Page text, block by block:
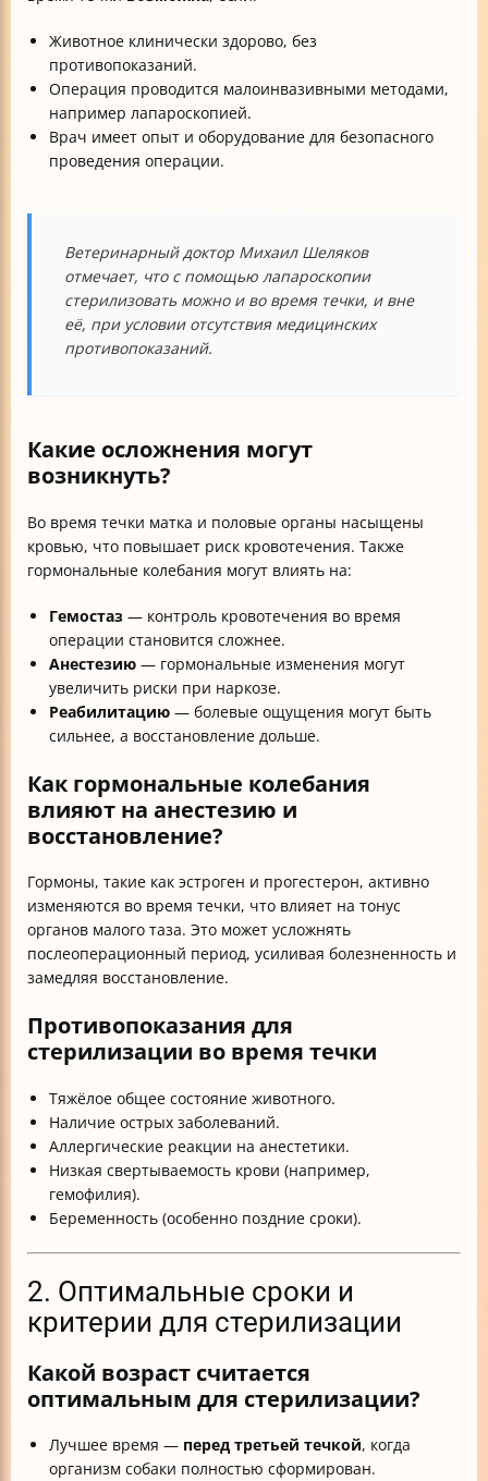
Животное клинически здорово, без
противопоказаний.
Операция проводится малоинвазивными методами,
например лапароскопией.
Врач имеет опыт и оборудование для безопасного
проведения операции.
Ветеринарный доктор Михаил Шеляков
отмечает, что с помощью лапароскопии
стерилизовать можно и во время течки, и вне
её, при условии отсутствия медицинских
противопоказаний.
Какие осложнения могут
возникнуть?
Во время течки матка и половые органы насыщены
кровью, что повышает риск кровотечения. Также
гормональные колебания могут влиять на:
Гемостаз — контроль кровотечения во время
операции становится сложнее.
Анестезию — гормональные изменения могут
увеличить риски при наркозе.
Реабилитацию — болевые ощущения могут быть
сильнее, а восстановление дольше.
Как гормональные колебания
влияют на анестезию и
восстановление?
Гормоны, такие как эстроген и прогестерон, активно
изменяются во время течки, что влияет на тонус
органов малого таза. Это может усложнять
послеоперационный период, усиливая болезненность и
замедляя восстановление.
Противопоказания для
стерилизации во время течки
Тяжёлое общее состояние животного.
Наличие острых заболеваний.
Аллергические реакции на анестетики.
Низкая свертываемость крови (например,
гемофилия).
Беременность (особенно поздние сроки).
2. Оптимальные сроки и
критерии для стерилизации
Какой возраст считается
оптимальным для стерилизации?
Лучшее время — перед третьей течкой, когда
организм собаки полностью сформирован.